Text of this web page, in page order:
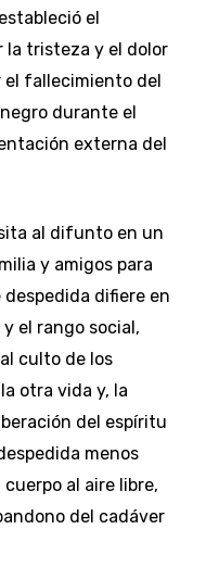
el
la tristeza y el dolor
el fallecimiento del
durante el
externa del
al difunto en un
y amigos para
difiere en
el rango social,
culto de los
otra vida y, la
del espíritu
menos
al aire libre,
del cadáver